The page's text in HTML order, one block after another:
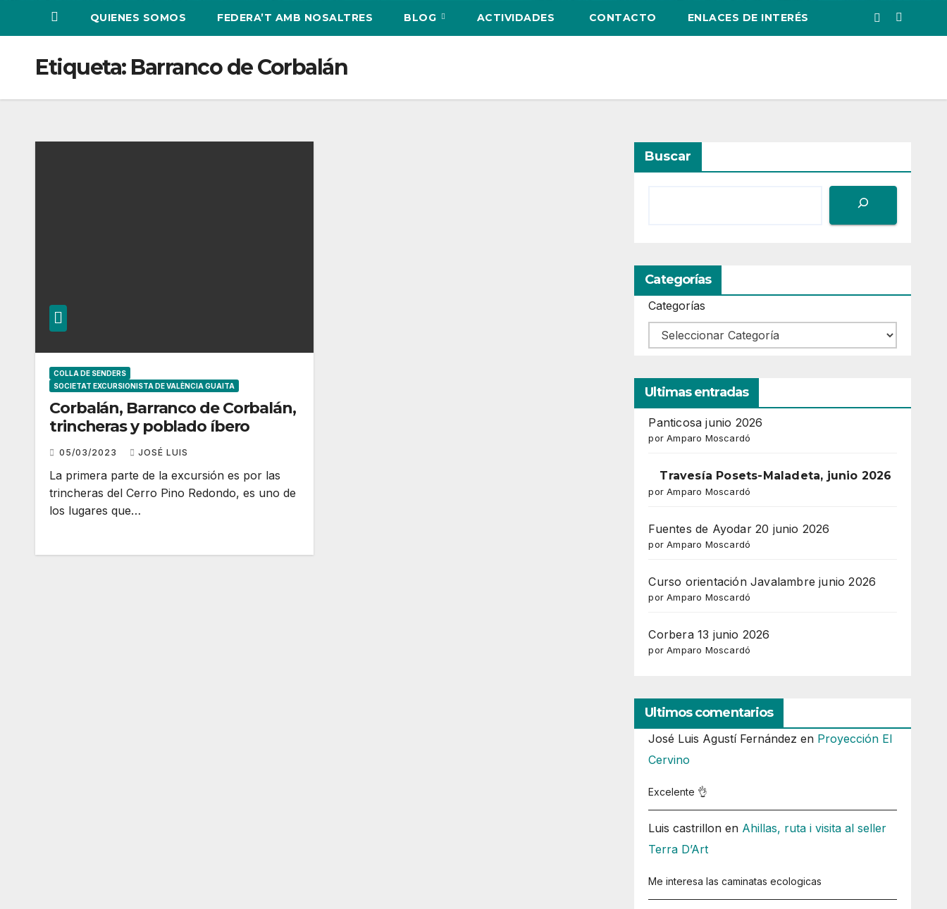
QUIENES SOMOS FEDERA’T AMB NOSALTRES BLOG ACTIVIDADES CONTACTO ENLACES DE INTERÉS
Etiqueta: Barranco de Corbalán
COLLA DE SENDERS
SOCIETAT EXCURSIONISTA DE VALÈNCIA GUAITA
Corbalán, Barranco de Corbalán,
trincheras y poblado íbero
05/03/2023 JOSÉ LUIS
La primera parte de la excursión es por las
trincheras del Cerro Pino Redondo, es uno de
los lugares que…
Buscar
Categorías
Categorías
Ultimas entradas
Panticosa junio 2026
por Amparo Moscardó
Travesía Posets-Maladeta, junio 2026
por Amparo Moscardó
Fuentes de Ayodar 20 junio 2026
por Amparo Moscardó
Curso orientación Javalambre junio 2026
por Amparo Moscardó
Corbera 13 junio 2026
por Amparo Moscardó
Ultimos comentarios
José Luis Agustí Fernández en Proyección El
Cervino
Excelente 👌
Luis castrillon en Ahillas, ruta i visita al seller
Terra D’Art
Me interesa las caminatas ecologicas